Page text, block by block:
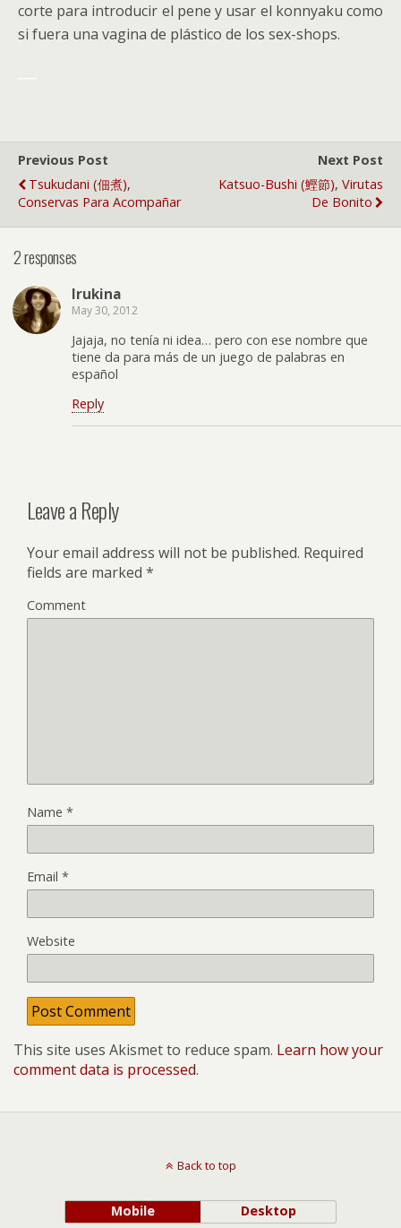
corte para introducir el pene y usar el konnyaku como
si fuera una vagina de plástico de los sex-shops.
Previous Post
Tsukudani (佃煮),
Conservas Para Acompañar
Next Post
Katsuo-Bushi (鰹節), Virutas
De Bonito
2 responses
Irukina
May 30, 2012
Jajaja, no tenía ni idea… pero con ese nombre que
tiene da para más de un juego de palabras en
español
Reply
Leave a Reply
Your email address will not be published. Required
fields are marked *
Comment
Name *
Email *
Website
This site uses Akismet to reduce spam. Learn how your
comment data is processed.
Back to top
Mobile Desktop